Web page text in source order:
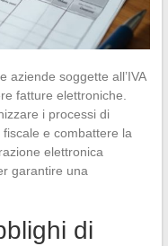
aziende soggette all’IVA
fatture elettroniche.
i processi di
e combattere la
elettronica
garantire una
di